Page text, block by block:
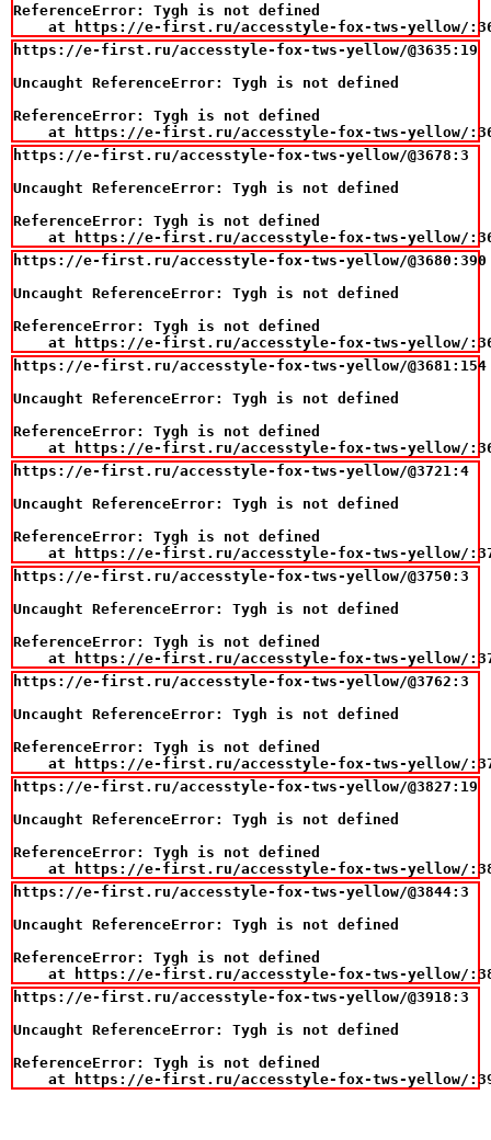
ReferenceError: Tygh is not defined
at https://e-first.ru/accesstyle-fox-tws-yellow/
https://e-first.ru/accesstyle-fox-tws-yellow/@3635:19
Uncaught ReferenceError: Tygh is not defined
ReferenceError: Tygh is not defined
at https://e-first.ru/accesstyle-fox-tws-yellow/
https://e-first.ru/accesstyle-fox-tws-yellow/@3678:3
Uncaught ReferenceError: Tygh is not defined
ReferenceError: Tygh is not defined
at https://e-first.ru/accesstyle-fox-tws-yellow/
https://e-first.ru/accesstyle-fox-tws-yellow/@3680:390
Uncaught ReferenceError: Tygh is not defined
ReferenceError: Tygh is not defined
at https://e-first.ru/accesstyle-fox-tws-yellow/
https://e-first.ru/accesstyle-fox-tws-yellow/@3681:154
Uncaught ReferenceError: Tygh is not defined
ReferenceError: Tygh is not defined
at https://e-first.ru/accesstyle-fox-tws-yellow/
https://e-first.ru/accesstyle-fox-tws-yellow/@3721:4
Uncaught ReferenceError: Tygh is not defined
ReferenceError: Tygh is not defined
at https://e-first.ru/accesstyle-fox-tws-yellow/
https://e-first.ru/accesstyle-fox-tws-yellow/@3750:3
Uncaught ReferenceError: Tygh is not defined
ReferenceError: Tygh is not defined
at https://e-first.ru/accesstyle-fox-tws-yellow/
https://e-first.ru/accesstyle-fox-tws-yellow/@3762:3
Uncaught ReferenceError: Tygh is not defined
ReferenceError: Tygh is not defined
at https://e-first.ru/accesstyle-fox-tws-yellow/
https://e-first.ru/accesstyle-fox-tws-yellow/@3827:19
Uncaught ReferenceError: Tygh is not defined
ReferenceError: Tygh is not defined
at https://e-first.ru/accesstyle-fox-tws-yellow/
https://e-first.ru/accesstyle-fox-tws-yellow/@3844:3
Uncaught ReferenceError: Tygh is not defined
ReferenceError: Tygh is not defined
at https://e-first.ru/accesstyle-fox-tws-yellow/
https://e-first.ru/accesstyle-fox-tws-yellow/@3918:3
Uncaught ReferenceError: Tygh is not defined
ReferenceError: Tygh is not defined
at https://e-first.ru/accesstyle-fox-tws-yellow/